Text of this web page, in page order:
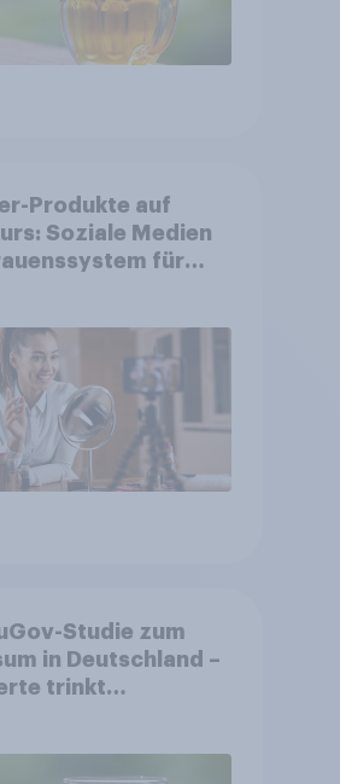
Produkte auf
Soziale Medien
für
Studie zum
in Deutschland –
trinkt
über 23 Prozent